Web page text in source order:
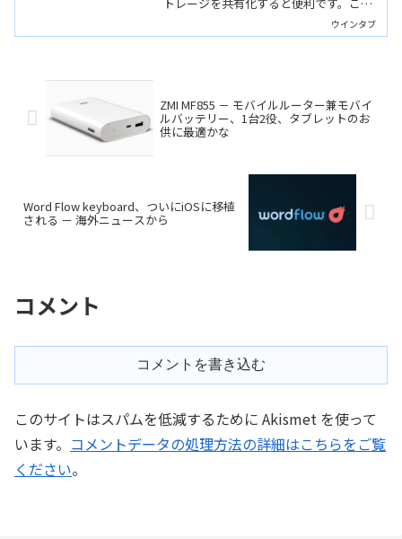
連載では自宅でホームサーバーやNASを
始めるための解説をしていきます。ウインタブ
ZMI MF855 － モバイルルーター兼モバイ
ルバッテリー、1台2役、タブレットのお
供に最適かな
Word Flow keyboard、ついにiOSに移植
される － 海外ニュースから
コメント
コメントを書き込む
このサイトはスパムを低減するために Akismet を使って
います。 コメントデータの処理方法の詳細はこちらをご覧
ください。